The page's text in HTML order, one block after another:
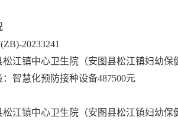
20233241
松江镇中心卫生院（安图县松江镇妇幼保
：智慧化预防接种设备487500元
松江镇中心卫生院（安图县松江镇妇幼保